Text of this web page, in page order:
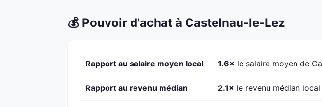
💰 Pouvoir d'achat à Castelnau-le-Lez
Rapport au salaire moyen local 1.6× le salaire moyen de
Rapport au revenu médian 2.1× le revenu médian